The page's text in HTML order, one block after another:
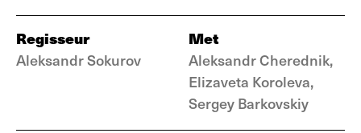
Regisseur
Aleksandr Sokurov
Met
Aleksandr Cherednik,
Elizaveta Koroleva,
Sergey Barkovskiy